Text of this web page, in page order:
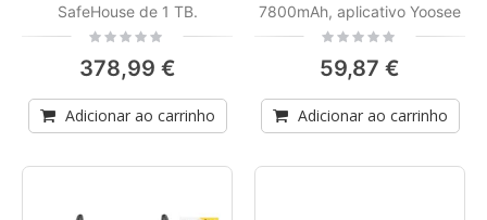
SafeHouse de 1 TB.
Rating:
378,99 €
Adicionar ao carrinho
7800mAh, aplicativo Yoosee
Rating:
59,87 €
Adicionar ao carrinho